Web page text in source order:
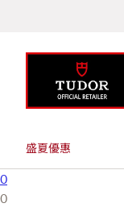
盛夏優惠
0
0